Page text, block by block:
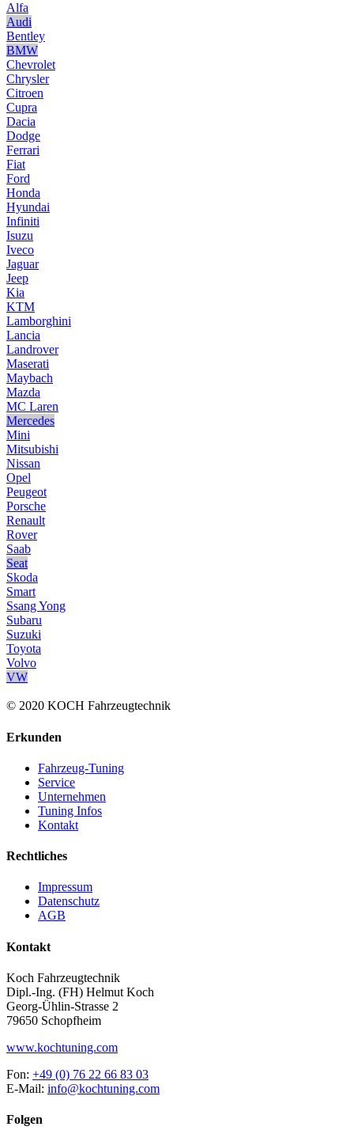
Alfa
Audi
Bentley
BMW
Chevrolet
Chrysler
Citroen
Cupra
Dacia
Dodge
Ferrari
Fiat
Ford
Honda
Hyundai
Infiniti
Isuzu
Iveco
Jaguar
Jeep
Kia
KTM
Lamborghini
Lancia
Landrover
Maserati
Maybach
Mazda
MC Laren
Mercedes
Mini
Mitsubishi
Nissan
Opel
Peugeot
Porsche
Renault
Rover
Saab
Seat
Skoda
Smart
Ssang Yong
Subaru
Suzuki
Toyota
Volvo
VW
© 2020 KOCH Fahrzeugtechnik
Erkunden
Fahrzeug-Tuning
Service
Unternehmen
Tuning Infos
Kontakt
Rechtliches
Impressum
Datenschutz
AGB
Kontakt
Koch Fahrzeugtechnik
Dipl.-Ing. (FH) Helmut Koch
Georg-Ühlin-Strasse 2
79650 Schopfheim
www.kochtuning.com
Fon: +49 (0) 76 22 66 83 03
E-Mail: info@kochtuning.com
Folgen